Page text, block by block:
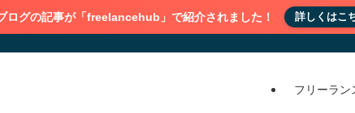
ログの記事が「freelancehub」で紹介されました！ 詳しくはこ
フリーラン